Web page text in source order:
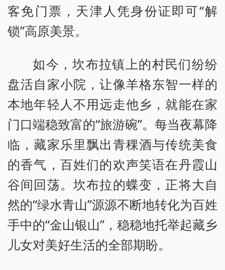
客免门票，天津人凭身份证即可“解
锁”高原美景。
如今，坎布拉镇上的村民们纷纷
盘活自家小院，让像羊格东智一样的
本地年轻人不用远走他乡，就能在家
门口端稳致富的“旅游碗”。每当夜幕降
临，藏家乐里飘出青稞酒与传统美食
的香气，百姓们的欢声笑语在丹霞山
谷间回荡。坎布拉的蝶变，正将大自
然的“绿水青山”源源不断地转化为百姓
手中的“金山银山”，稳稳地托举起藏乡
儿女对美好生活的全部期盼。